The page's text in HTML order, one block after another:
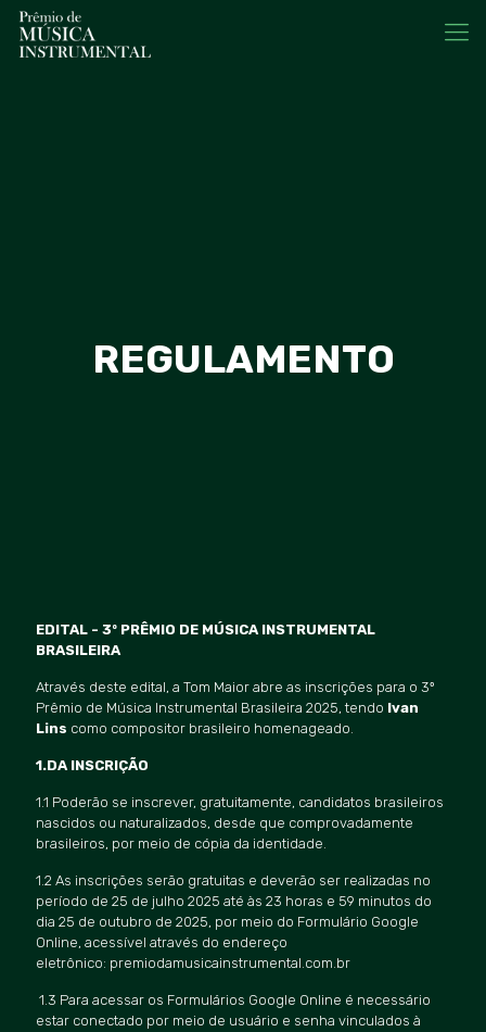
REGULAMENTO
EDITAL - 3º PRÊMIO DE MÚSICA INSTRUMENTAL
BRASILEIRA
Através deste edital, a Tom Maior abre as inscrições para o 3º
Prêmio de Música Instrumental Brasileira 2025, tendo Ivan
Lins como compositor brasileiro homenageado.
1.DA INSCRIÇÃO
1.1 Poderão se inscrever, gratuitamente, candidatos brasileiros
nascidos ou naturalizados, desde que comprovadamente
brasileiros, por meio de cópia da identidade.
1.2 As inscrições serão gratuitas e deverão ser realizadas no
período de 25 de julho 2025 até às 23 horas e 59 minutos do
dia 25 de outubro de 2025, por meio do Formulário Google
Online, acessível através do endereço
eletrônico: premiodamusicainstrumental.com.br
1.3 Para acessar os Formulários Google Online é necessário
estar conectado por meio de usuário e senha vinculados à